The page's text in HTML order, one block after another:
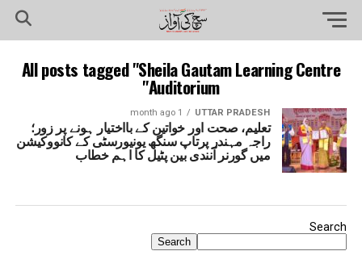
All posts tagged "Sheila Gautam Learning Centre
Auditorium"
UTTAR PRADESH
1 month ago
تعلیم، صحت اور خواتین کے بااختیار ہونے پر زور؛
راجہ مہندر پرتاپ سنگھ یونیورسٹی کے کانووکیشن
میں گورنر آنندی بین پٹیل کا اہم خطاب
Search
Search